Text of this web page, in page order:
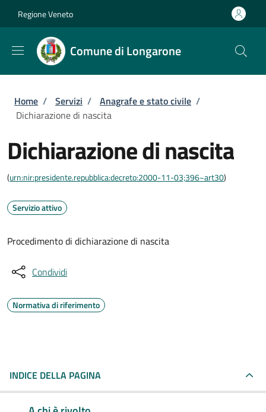
Regione Veneto
Comune di Longarone
Briciole di pane
Home / Servizi / Anagrafe e stato civile /
Dichiarazione di nascita
Dichiarazione di nascita
(urn:nir:presidente.repubblica:decreto:2000-11-03;396~art30)
Servizio attivo
Procedimento di dichiarazione di nascita
Condividi
Normativa di riferimento
INDICE DELLA PAGINA